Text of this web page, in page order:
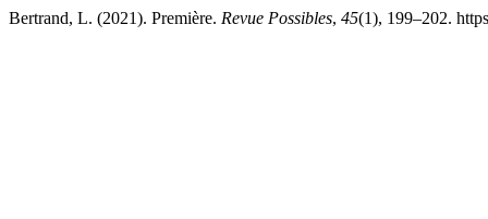
Bertrand, L. (2021). Première. Revue Possibles, 45(1), 199–202.